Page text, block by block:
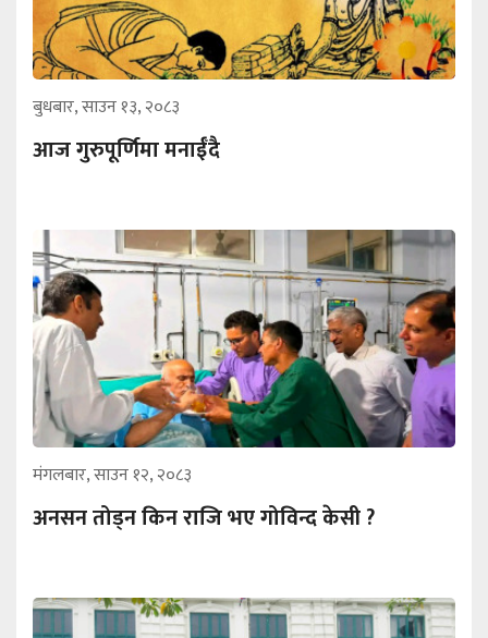
बुधबार, साउन १३, २०८३
आज गुरुपूर्णिमा मनाईँदै
मंगलबार, साउन १२, २०८३
अनसन तोड्न किन राजि भए गोविन्द केसी ?